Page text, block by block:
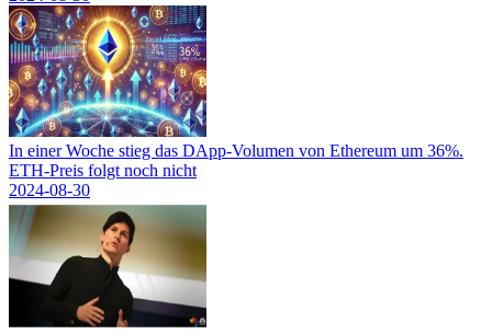
In einer Woche stieg das DApp-Volumen von Ethereum um 36%.
ETH-Preis folgt noch nicht
2024-08-30